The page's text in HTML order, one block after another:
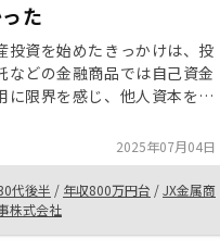
た
投資を始めたきっかけは、投
などの金融商品では自己資金
に限界を感じ、他人資本を活
RENOSYを選んだ理由は、担
丁寧なリスク説明と管理体制
、そして空室保証などの安心
プランがあったからです。特
件選定から購入後の管理まで
2025年07月04日
代後半 / 年収800万円台 /JX金属商
株式会社